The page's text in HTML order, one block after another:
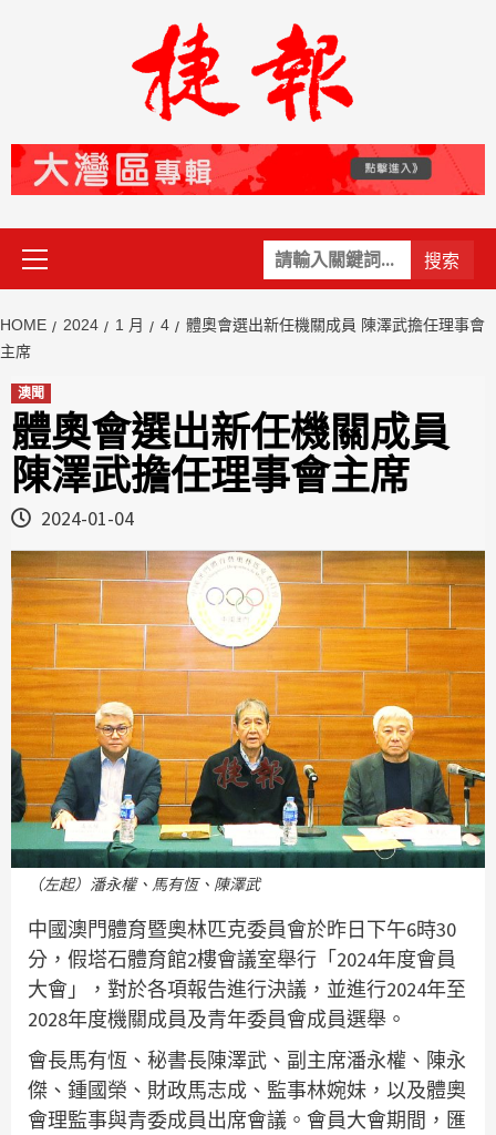
關
鍵
Primary
Menu
HOME 2024 1 月 4
體奧會選出新任機關成員 陳澤武擔任理事會
主席
澳聞
體奧會選出新任機關成員
陳澤武擔任理事會主席
2024-01-04
（左起）潘永權、馬有恆、陳澤武
中國澳門體育暨奧林匹克委員會於昨日下午6時30
分，假塔石體育館2樓會議室舉行「2024年度會員
大會」，對於各項報告進行決議，並進行2024年至
2028年度機關成員及青年委員會成員選舉。
會長馬有恆、秘書長陳澤武、副主席潘永權、陳永
傑、鍾國榮、財政馬志成、監事林婉妹，以及體奧
會理監事與青委成員出席會議。會員大會期間，匯